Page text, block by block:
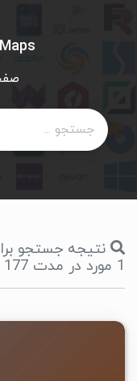
نتیجه جستجو
1 مورد در مدت 177 میلی ثانیه، صفحه 1